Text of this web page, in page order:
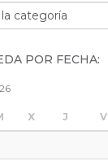
por categorías:
POR FECHA:
X J V